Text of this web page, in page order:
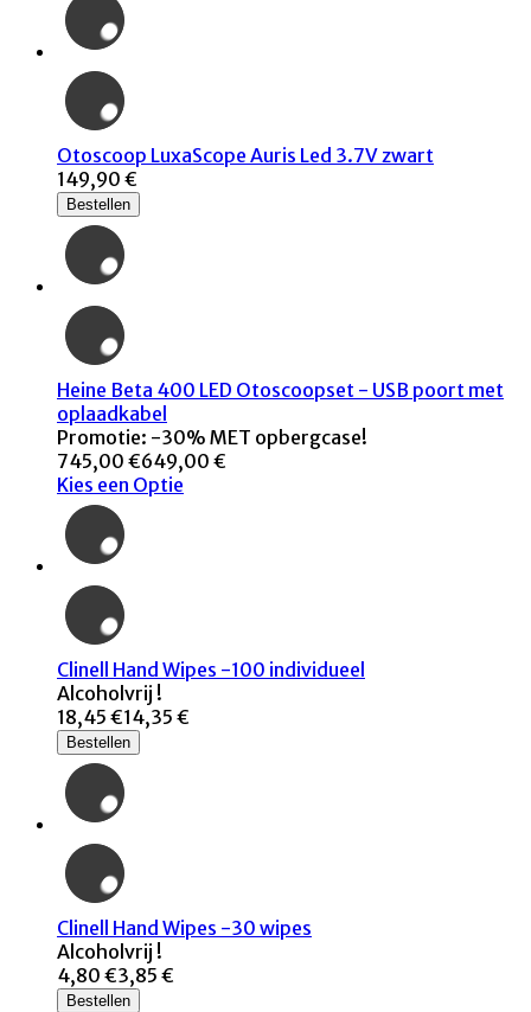
Otoscoop LuxaScope Auris Led 3.7V zwart
149,90 €
Bestellen
Heine Beta 400 LED Otoscoopset - USB poort met
oplaadkabel
Promotie: -30% MET opbergcase!
745,00 €649,00 €
Kies een Optie
Clinell Hand Wipes -100 individueel
Alcoholvrij !
18,45 €14,35 €
Bestellen
Clinell Hand Wipes -30 wipes
Alcoholvrij !
4,80 €3,85 €
Bestellen